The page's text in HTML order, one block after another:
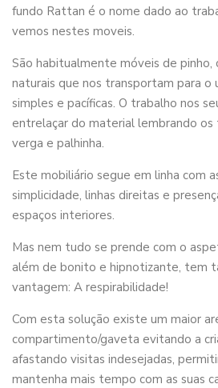
fundo Rattan é o nome dado ao
vemos nestes moveis.
São habitualmente móveis de pinho,
naturais que nos transportam para o
simples e pacíficas. O trabalho nos
entrelaçar do material lembrando
verga e palhinha.
Este mobiliário segue em linha com
simplicidade, linhas direitas e
espaços interiores.
Mas nem tudo se prende com o
além de bonito e hipnotizante, tem
vantagem: A respirabilidade!
Com esta solução existe um maior
compartimento/gaveta evitando a
afastando visitas indesejadas,
mantenha mais tempo com as suas